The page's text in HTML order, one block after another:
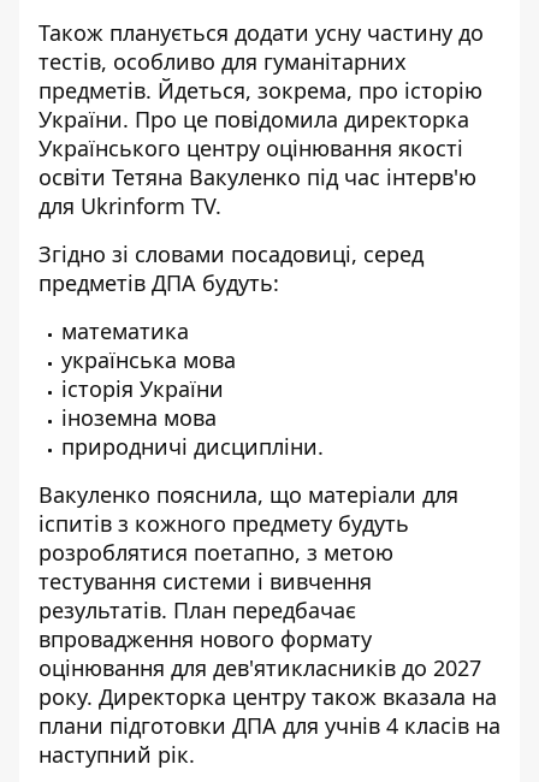
Також планується додати усну частину до
тестів, особливо для гуманітарних
предметів. Йдеться, зокрема, про історію
України. Про це повідомила директорка
Українського центру оцінювання якості
освіти Тетяна Вакуленко під час інтерв'ю
для Ukrinform TV.
Згідно зі словами посадовиці, серед
предметів ДПА будуть:
математика
українська мова
історія України
іноземна мова
природничі дисципліни.
Вакуленко пояснила, що матеріали для
іспитів з кожного предмету будуть
розроблятися поетапно, з метою
тестування системи і вивчення
результатів. План передбачає
впровадження нового формату
оцінювання для дев'ятикласників до 2027
року. Директорка центру також вказала на
плани підготовки ДПА для учнів 4 класів на
наступний рік.